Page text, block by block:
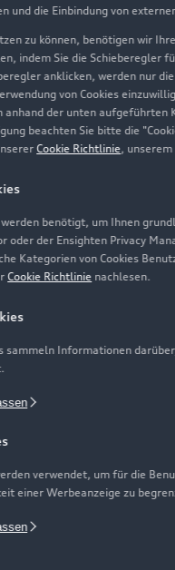
und die Einbindung von
zu können, benötigen wir
indem Sie die Schieberegler
anklicken, werden nur
von Cookies
anhand der unten
beachten Sie bitte die
Cookie Richtlinie, unserem
werden benötigt, um Ihnen
oder der Ensighten Privacy
Kategorien von Cookies
Cookie Richtlinie nachlesen.
sammeln Informationen
verwendet, um für die
einer Werbeanzeige zu
vorbehalten
Hinweisgebersystem